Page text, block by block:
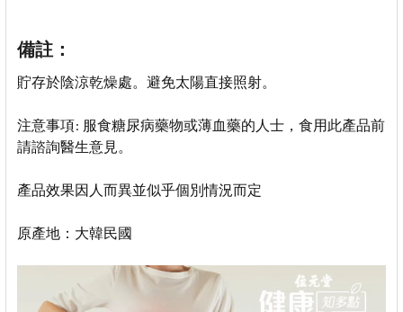
備註：
貯存於陰涼乾燥處。避免太陽直接照射。
注意事項: 服食糖尿病藥物或薄血藥的人士，食用此產品前
請諮詢醫生意見。
產品效果因人而異並似乎個別情況而定
原產地：大韓民國